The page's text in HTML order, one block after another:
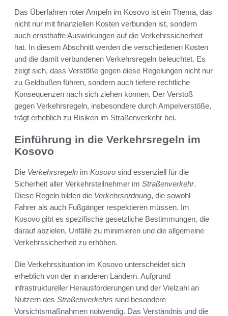
Das Überfahren roter Ampeln im Kosovo ist ein Thema, das
nicht nur mit finanziellen Kosten verbunden ist, sondern
auch ernsthafte Auswirkungen auf die Verkehrssicherheit
hat. In diesem Abschnitt werden die verschiedenen Kosten
und die damit verbundenen Verkehrsregeln beleuchtet. Es
zeigt sich, dass Verstöße gegen diese Regelungen nicht nur
zu Geldbußen führen, sondern auch tiefere rechtliche
Konsequenzen nach sich ziehen können. Der Verstoß
gegen Verkehrsregeln, insbesondere durch Ampelverstöße,
trägt erheblich zu Risiken im Straßenverkehr bei.
Einführung in die Verkehrsregeln im
Kosovo
Die Verkehrsregeln im Kosovo sind essenziell für die
Sicherheit aller Verkehrsteilnehmer im Straßenverkehr.
Diese Regeln bilden die Verkehrsordnung, die sowohl
Fahrer als auch Fußgänger respektieren müssen. Im
Kosovo gibt es spezifische gesetzliche Bestimmungen, die
darauf abzielen, Unfälle zu minimieren und die allgemeine
Verkehrssicherheit zu erhöhen.
Die Verkehrssituation im Kosovo unterscheidet sich
erheblich von der in anderen Ländern. Aufgrund
infrastruktureller Herausforderungen und der Vielzahl an
Nutzern des Straßenverkehrs sind besondere
Vorsichtsmaßnahmen notwendig. Das Verständnis und die